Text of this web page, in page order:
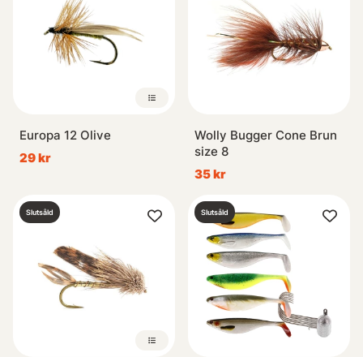
Europa 12 Olive
29 kr
Wolly Bugger Cone Brun
size 8
35 kr
Slutsåld Slutsåld